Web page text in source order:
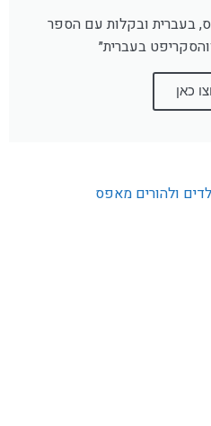
בעברית ובקלות עם הספר
בעברית״
כאן